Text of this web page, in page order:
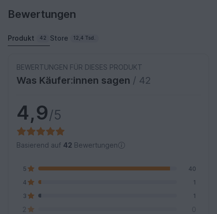
Bewertungen
Produkt 42 Store 12,4 Tsd.
BEWERTUNGEN FÜR DIESES PRODUKT
Was Käufer:innen sagen / 42
4,9/5
Basierend auf 42 Bewertungen
5
40
4
1
3
1
2
0